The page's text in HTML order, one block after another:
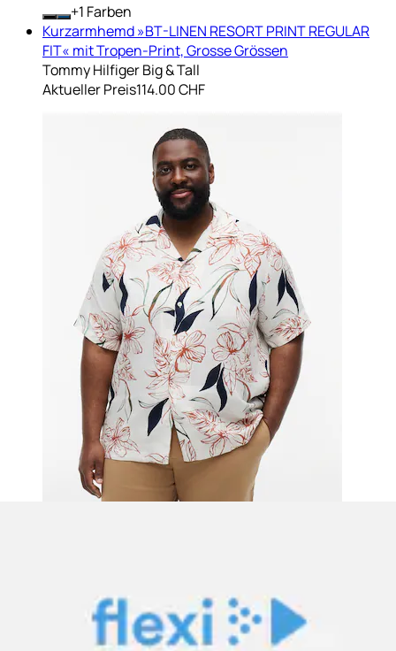
+ Farben
Kurzarmhemd »BT-LINEN RESORT PRINT REGULAR
FIT« mit Tropen-Print, Grosse Grössen
Tommy Hilfiger Big & Tall
Aktueller Preis114.00 CHF
Rückenprint
Tommy Hilfiger Big & Tall